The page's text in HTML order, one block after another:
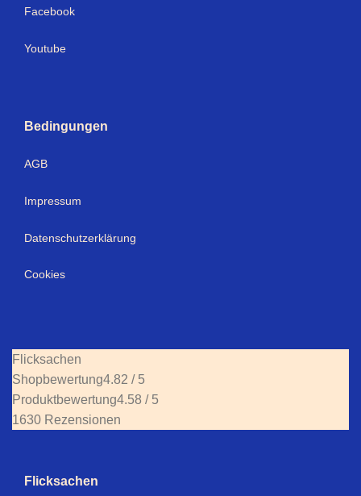
Facebook
Youtube
Bedingungen
AGB
Impressum
Datenschutzerklärung
Cookies
Flicksachen
Shopbewertung4.82 / 5
Produktbewertung4.58 / 5
1630 Rezensionen
Flicksachen